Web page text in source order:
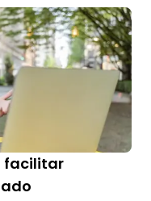
facilitar